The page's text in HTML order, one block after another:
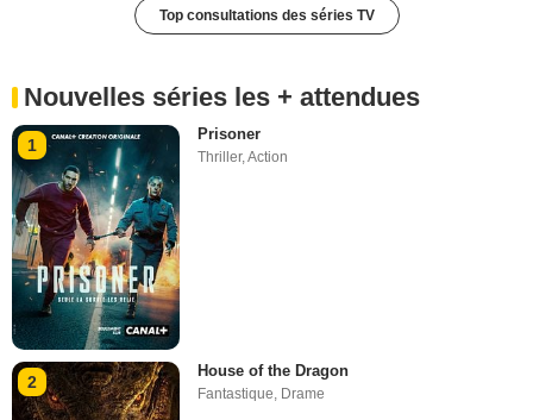
Top consultations des séries TV
Nouvelles séries les + attendues
1
Prisoner
Thriller,Action
2
House of the Dragon
Fantastique Drame